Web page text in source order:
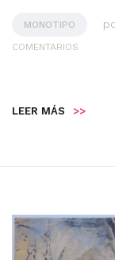
MONOTIPO
COMENTARIOS
LEER MÁS >>